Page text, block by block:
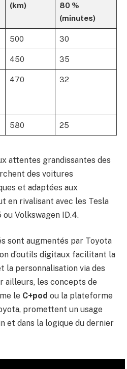
(km)
80 %
(minutes)
500 30
450 35
470 32
580 25
attentes grandissantes des
des voitures
et adaptées aux
en rivalisant avec les Tesla
ou Volkswagen ID.4.
sont augmentés par Toyota
d’outils digitaux facilitant la
la personnalisation via des
ailleurs, les concepts de
le C+pod ou la plateforme
promettent un usage
et dans la logique du dernier